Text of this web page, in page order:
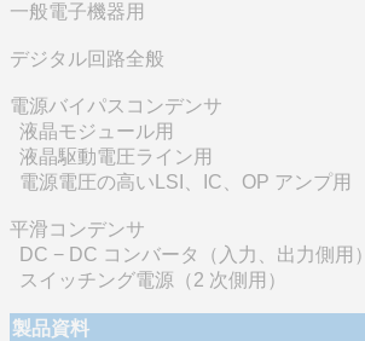
一般電子機器用
デジタル回路全般
電源バイパスコンデンサ
液晶モジュール用
液晶駆動電圧ライン用
電源電圧の高いLSI、IC、OP アンプ用
平滑コンデンサ
DC − DC コンバータ（入力、出力側用）
スイッチング電源（2 次側用）
製品資料